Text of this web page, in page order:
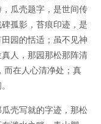
瓜壳题字，是世间传
孤影，苔痕印迹，是
园的恬适；虽不见神
人，那园那松那阵清
而在人心清净处；真
壳写就的字迹，那松